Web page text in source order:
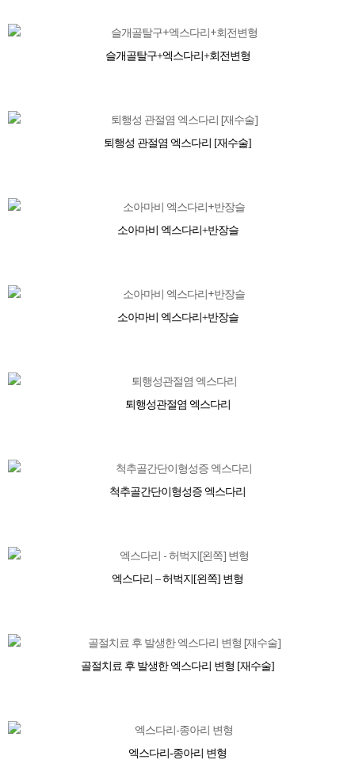
슬개골탈구+엑스다리+회전변형
퇴행성 관절염 엑스다리 [재수술]
소아마비 엑스다리+반장슬
소아마비 엑스다리+반장슬
퇴행성관절염 엑스다리
척추골간단이형성증 엑스다리
엑스다리 – 허벅지[왼쪽] 변형
골절치료 후 발생한 엑스다리 변형 [재수술]
엑스다리-종아리 변형